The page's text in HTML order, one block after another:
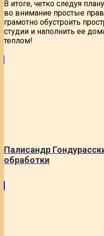
В итоге, четко следуя
во внимание простые
грамотно обустроить
студии и наполнить ее
теплом!
Палисандр
обработки